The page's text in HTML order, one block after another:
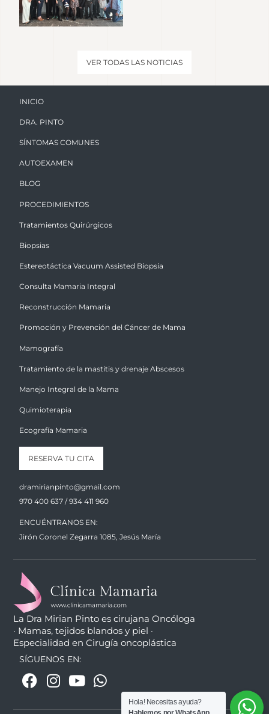
VER TODAS LAS NOTICIAS
INICIO
DRA. PINTO
SÍNTOMAS COMUNES
AUTOEXAMEN
BLOG
PROCEDIMIENTOS
Tratamientos Quirúrgicos
Biopsias
Estereotáctica Vacuum Assisted Biopsia
Consulta Mamaria Integral
Reconstrucción Mamaria
Promoción y Prevención del Cáncer de Mama
Mamografía
Tratamiento de la mastitis y drenaje Abscesos
Manejo Integral de la Mama
Quimioterapia
Ecografía Mamaria
RESERVA TU CITA
dramirianpinto@gmail.com
970 400 637 / 934 411 960
ENCUÉNTRANOS EN:
Jirón Coronel Zegarra 1085, Jesús María
La Dra Mirian Pinto es cirujana Oncóloga
· Mamas, tejidos blandos y piel ·
Especialidad en Cirugía oncoplástica
SÍGUENOS EN:
Hola! Necesitas ayuda?